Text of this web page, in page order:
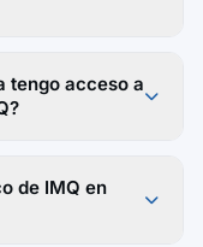
tengo acceso a
de IMQ en